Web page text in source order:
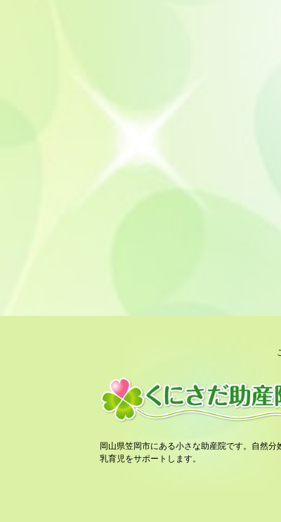
岡山県笠岡市にある小さな助産院です。自然分
乳育児をサポートします。